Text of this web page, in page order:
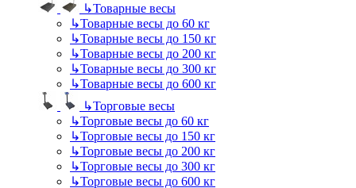
↳Товарные весы
↳Товарные весы до 60 кг
↳Товарные весы до 150 кг
↳Товарные весы до 200 кг
↳Товарные весы до 300 кг
↳Товарные весы до 600 кг
↳Торговые весы
↳Торговые весы до 60 кг
↳Торговые весы до 150 кг
↳Торговые весы до 200 кг
↳Торговые весы до 300 кг
↳Торговые весы до 600 кг